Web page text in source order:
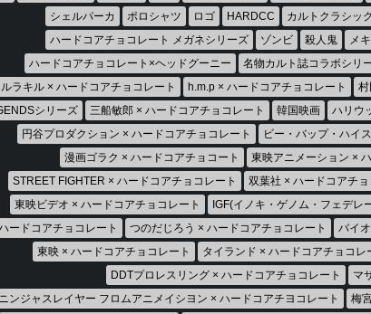
シェルパーカ
ポロシャツ ロゴ HARDCC カルトクラシッ
ハードコアチョコレート メガネシリーズ
ゾンビ 殺人鬼 メ
ハードコアチョコレート×ヘッドグーニー
名物カルト誌コラボシリ
ラキル × ハードコアチョコレート
h.m.p × ハードコアチョコレート 村
シリーズ
三船敏郎 × ハードコアチョコレート 韓国映画 ハリウ
円谷プロダクション × ハードコアチョコレート
ビー・バップ・ハイ
漫画ゴラク × ハードコアチョコート
東映アニメーション ×
STREET FIGHTER × ハードコアチョコレート
双葉社 × ハードコアチョ
東映ビデオ × ハードコアチョコレート
IGF(イノキ・ゲノム・フェデレ
ードコアチョコレート
つのだじろう × ハードコアチョコレート バイ
東映 × ハードコアチョコレート
タイランド × ハードコアチョコレ
DDTプロレスリング × ハードコアチョコレート
マ
ニンジャスレイヤー フロムアニメイシヨン × ハードコアチヨコレート
梅